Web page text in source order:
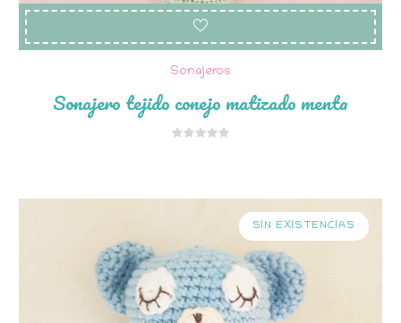
Sonajeros
Sonajero tejido conejo matizado menta
SIN EXISTENCIAS